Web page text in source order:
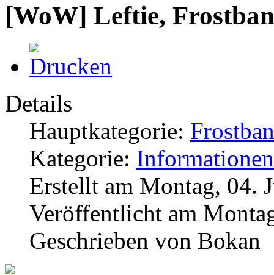
[WoW] Leftie,
Details
Hauptkategorie:
Kategorie: Informationen
Erstellt am Montag, 04.
Veröffentlicht am
Geschrieben von Bokan